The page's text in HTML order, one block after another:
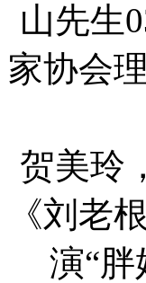
山先生
家协会
贺美玲
《刘老
演“